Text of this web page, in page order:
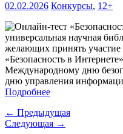
02.02.2026 Конкурсы, 12+
универсальная научная
желающих принять
«Безопасность в
Международному дню
дню управления
Подробнее
← Предыдущая
Следующая →